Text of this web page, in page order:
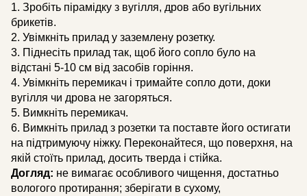
1. Зробіть пірамідку з вугілля, дров або вугільних
брикетів.
2. Увімкніть прилад у заземлену розетку.
3. Піднесіть прилад так, щоб його сопло було на
відстані 5-10 см від засобів горіння.
4. Увімкніть перемикач і тримайте сопло доти, доки
вугілля чи дрова не загоряться.
5. Вимкніть перемикач.
6. Вимкніть прилад з розетки та поставте його остигати
на підтримуючу ніжку. Переконайтеся, що поверхня, на
якій стоїть прилад, досить тверда і стійка.
Догляд: не вимагає особливого чищення, достатньо
вологого протирання; зберігати в сухому,